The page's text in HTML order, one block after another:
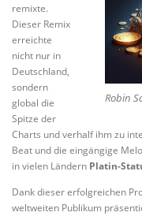
Robin
remixte.
Dieser Remix
erreichte
nicht nur in
Deutschland,
sondern
global die
Spitze der
Charts und verhalf ihm zu
Beat und die eingängige
in vielen Ländern Platin-
Dank dieser erfolgreichen
weltweiten Publikum